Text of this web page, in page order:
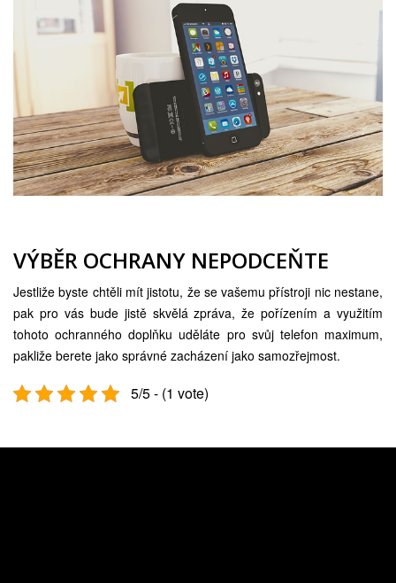
VÝBĚR OCHRANY NEPODCEŇTE
Jestliže byste chtěli mít jistotu, že se vašemu přístroji nic nestane,
pak pro vás bude jistě skvělá zpráva, že pořízením a využitím
tohoto ochranného doplňku uděláte pro svůj telefon maximum,
pakliže berete jako správné zacházení jako samozřejmost.
5/5 - (1 vote)